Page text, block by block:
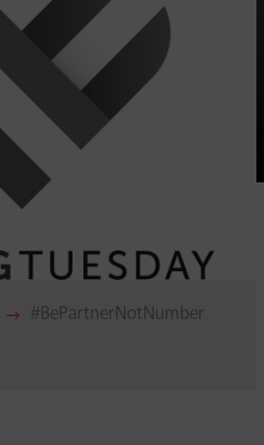
$ #BePartnerNotNumber